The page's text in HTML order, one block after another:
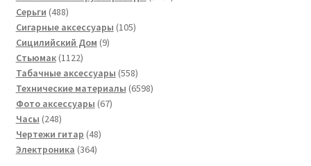
Серьги 488488
товаров
Сигарные аксессуары 105105
Сицилийский Дом 99
Стьюмак 11221122
товара
Табачные аксессуары 558558
товаров
Технические материалы 65986598
Фото аксессуары 6767
Часы 248248
товаров
Чертежи гитар 4848
Электроника 364364